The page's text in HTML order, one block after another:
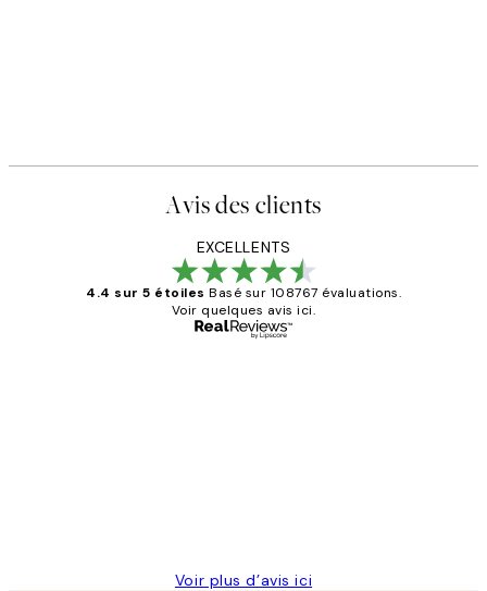
Avis des clients
EXCELLENTS
4.4 sur 5 étoiles Basé sur 108767 évaluations.
Voir quelques avis ici.
Voir plus d’avis ici